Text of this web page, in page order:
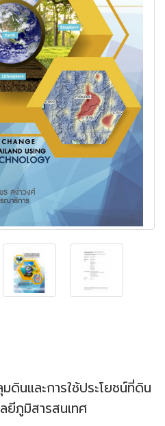
นและการใช้ประโยชน์ที่ดิน
ยีภูมิสารสนเทศ